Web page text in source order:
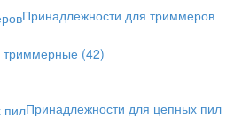
Принадлежности для триммеров
триммерные (42)
Принадлежности для цепных пил